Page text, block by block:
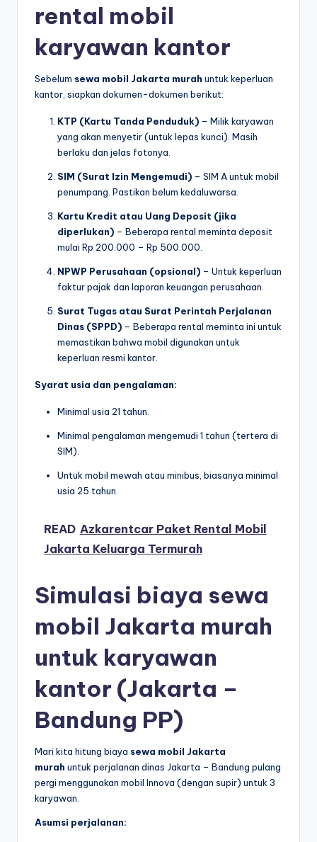
rental mobil
karyawan kantor
Sebelum sewa mobil Jakarta murah untuk keperluan
kantor, siapkan dokumen-dokumen berikut:
KTP (Kartu Tanda Penduduk) – Milik karyawan
yang akan menyetir (untuk lepas kunci). Masih
berlaku dan jelas fotonya.
SIM (Surat Izin Mengemudi) – SIM A untuk mobil
penumpang. Pastikan belum kedaluwarsa.
Kartu Kredit atau Uang Deposit (jika
diperlukan) – Beberapa rental meminta deposit
mulai Rp 200.000 – Rp 500.000.
NPWP Perusahaan (opsional) – Untuk keperluan
faktur pajak dan laporan keuangan perusahaan.
Surat Tugas atau Surat Perintah Perjalanan
Dinas (SPPD) – Beberapa rental meminta ini untuk
memastikan bahwa mobil digunakan untuk
keperluan resmi kantor.
Syarat usia dan pengalaman:
Minimal usia 21 tahun.
Minimal pengalaman mengemudi 1 tahun (tertera di
SIM).
Untuk mobil mewah atau minibus, biasanya minimal
usia 25 tahun.
READ Azkarentcar Paket Rental Mobil
Jakarta Keluarga Termurah
Simulasi biaya sewa
mobil Jakarta murah
untuk karyawan
kantor (Jakarta –
Bandung PP)
Mari kita hitung biaya sewa mobil Jakarta
murah untuk perjalanan dinas Jakarta – Bandung pulang
pergi menggunakan mobil Innova (dengan supir) untuk 3
karyawan.
Asumsi perjalanan: